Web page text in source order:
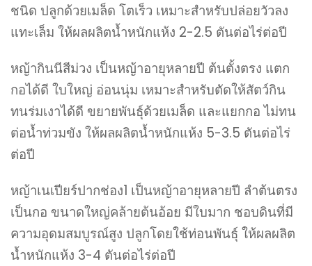
ชนิด ปลูกด้วยเมล็ด โตเร็ว เหมาะสำหรับปล่อยวัวลง
แทะเล็ม ให้ผลผลิตน้ำหนักแห้ง 2-2.5 ตันต่อไร่ต่อปี
หญ้ากินนีสีม่วง เป็นหญ้าอายุหลายปี ต้นตั้งตรง แตก
กอได้ดี ใบใหญ่ อ่อนนุ่ม เหมาะสำหรับตัดให้สัตว์กิน
ทนร่มเงาได้ดี ขยายพันธุ์ด้วยเมล็ด และแยกกอ ไม่ทน
ต่อน้ำท่วมขัง ให้ผลผลิตน้ำหนักแห้ง 5-3.5 ตันต่อไร่
ต่อปี
หญ้าเนเปียร์ปากช่อง1 เป็นหญ้าอายุหลายปี ลำต้นตรง
เป็นกอ ขนาดใหญ่คล้ายต้นอ้อย มีใบมาก ชอบดินที่มี
ความอุดมสมบูรณ์สูง ปลูกโดยใช้ท่อนพันธุ์ ให้ผลผลิต
น้ำหนักแห้ง 3-4 ตันต่อไร่ต่อปี